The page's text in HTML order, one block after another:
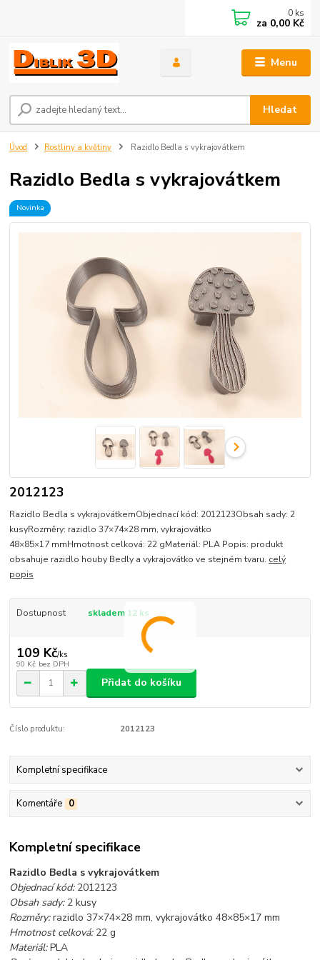
Menu
Hledat
0 ks
za 0,00 Kč
Úvod Rostliny a květiny Razidlo Bedla s vykrajovátkem
Razidlo Bedla s vykrajovátkem
Novinka
2012123
Razidlo Bedla s vykrajovátkemObjednací kód: 2012123Obsah sady: 2
kusyRozměry: razidlo 37×74×28 mm, vykrajovátko
48×85×17 mmHmotnost celková: 22 gMateriál: PLA Popis: produkt
obsahuje razidlo houby Bedly a vykrajovátko ve stejném tvaru. celý
popis
Dostupnost skladem 12 ks
109 Kč/ks
90 Kč bez DPH
Přidat do košíku
Číslo produktu: 2012123
Kompletní specifikace
Komentáře 0
Kompletní specifikace
Razidlo Bedla s vykrajovátkem
Objednací kód: 2012123
Obsah sady: 2 kusy
Rozměry:razidlo 37×74×28 mm, vykrajovátko 48×85×17 mm
Hmotnost celková: 22 g
Materiál:PLA